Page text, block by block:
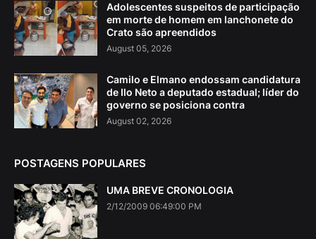
Adolescentes suspeitos de participação
em morte de homem em lanchonete do
Crato são apreendidos
August 05, 2026
Camilo e Elmano endossam candidatura
de Ilo Neto a deputado estadual; líder do
governo se posiciona contra
August 02, 2026
POSTAGENS POPULARES
UMA BREVE CRONOLOGIA
2/12/2009 06:49:00 PM